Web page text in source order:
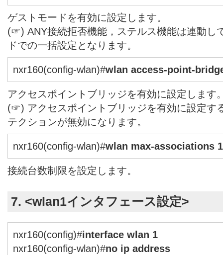
ゲストモードを有効に設定します。
(☞) ANY接続拒否機能，ステルス機能は連動し
ドでの一括設定となります。
nxr160(config-wlan)#wlan access-point-
アクセスポイントブリッジを有効に設定します
(☞) アクセスポイントブリッジを有効に設定す
テクションが無効になります。
nxr160(config-wlan)#wlan max-associations
接続台数制限を設定します。
7. <wlan1インタフェース設定>
nxr160(config)#interface wlan 1
nxr160(config-wlan)#no ip address